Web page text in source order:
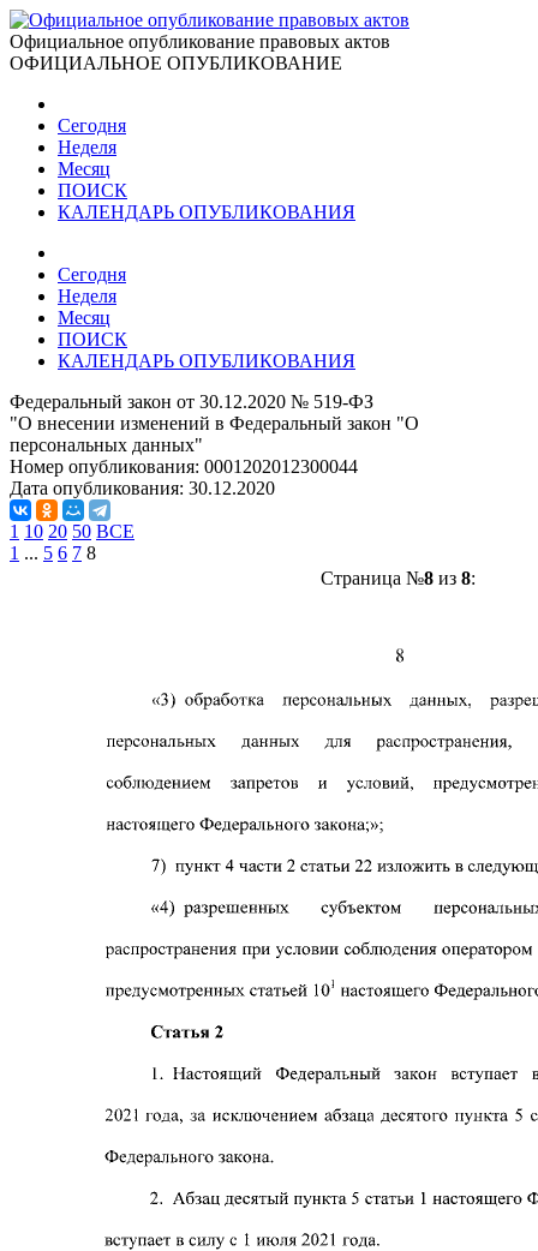
Официальное опубликование правовых актов
ОФИЦИАЛЬНОЕ ОПУБЛИКОВАНИЕ
Сегодня
Неделя
Месяц
ПОИСК
КАЛЕНДАРЬ ОПУБЛИКОВАНИЯ
Сегодня
Неделя
Месяц
ПОИСК
КАЛЕНДАРЬ ОПУБЛИКОВАНИЯ
Федеральный закон от 30.12.2020 № 519-ФЗ
"О внесении изменений в Федеральный закон "О
персональных данных"
Номер опубликования: 0001202012300044
Дата опубликования: 30.12.2020
1 10 20 50 ВСЕ
1 ... 5 6 7 8
Страница №8из 8: